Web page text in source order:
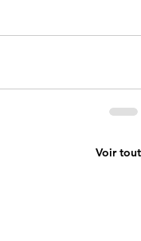
Voir tout